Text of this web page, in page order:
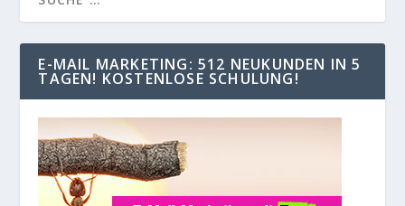
E-MAIL MARKETING: 512 NEUKUNDEN IN 5
TAGEN! KOSTENLOSE SCHULUNG!